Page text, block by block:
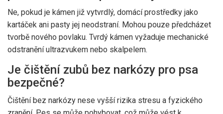
Ne, pokud je kámen již vytvrdlý, domácí prostředky jako
kartáček ani pasty jej neodstraní. Mohou pouze předcházet
tvorbě nového povlaku. Tvrdý kámen vyžaduje mechanické
odstranění ultrazvukem nebo skalpelem.
Je čištění zubů bez narkózy pro psa
bezpečné?
Čištění bez narkózy nese vyšší rizika stresu a fyzického